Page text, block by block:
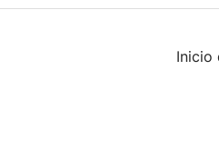
Inicio